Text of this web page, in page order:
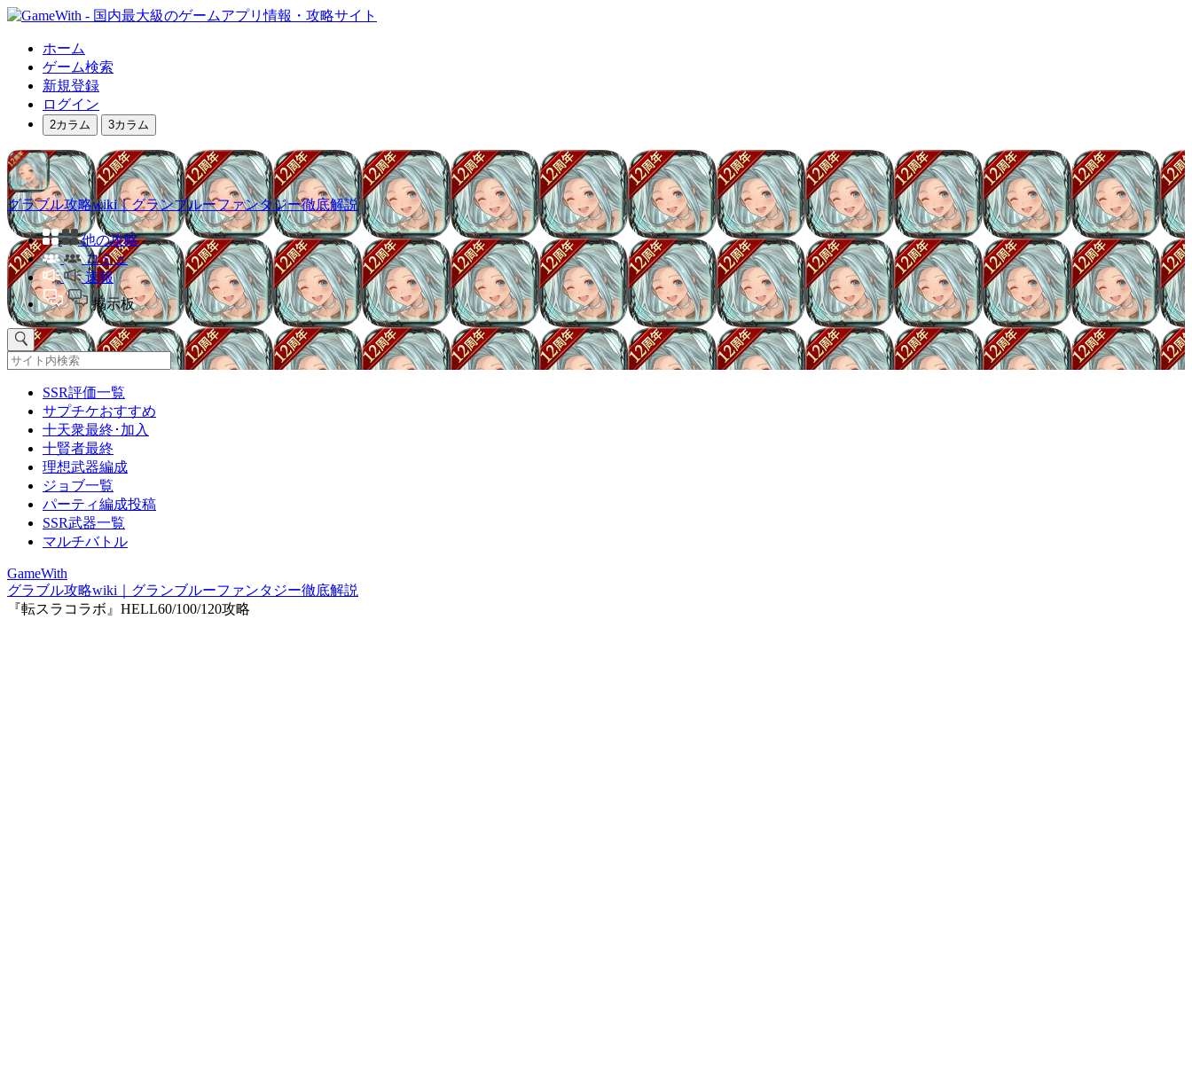
ホーム
ゲーム検索
新規登録
ログイン
2カラム 3カラム
グラブル攻略wiki｜グランブルーファンタジー徹底解説
他の攻略
コミュ
速報
掲示板
SSR評価一覧
サプチケおすすめ
十天衆最終･加入
十賢者最終
理想武器編成
ジョブ一覧
パーティ編成投稿
SSR武器一覧
マルチバトル
GameWith
グラブル攻略wiki｜グランブルーファンタジー徹底解説
『転スラコラボ』HELL60/100/120攻略